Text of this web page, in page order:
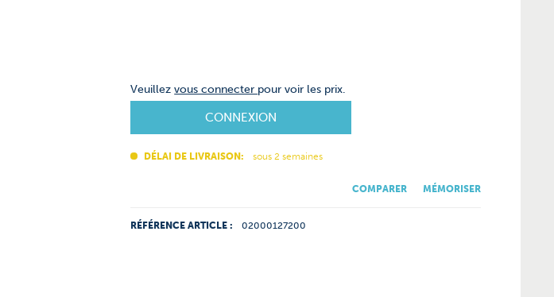
Veuillezvous connecter pour voir les prix.
CONNEXION
DÉLAI DE LIVRAISON: sous 2 semaines
COMPARER MÉMORISER
RÉFÉRENCE ARTICLE : 02000127200